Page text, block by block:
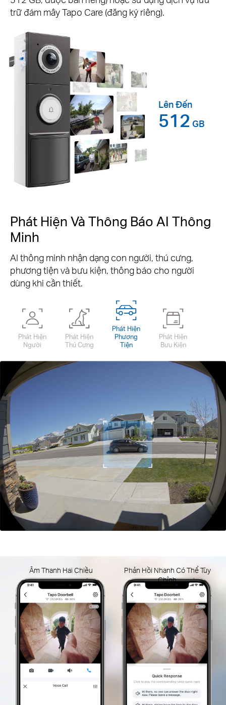
trữ đám mây Tapo Care (đăng ký riêng).
Lên Đến
512 GB
Phát Hiện Và Thông Báo AI Thông
Minh
AI thông minh nhận dạng con người, thú cưng,
phương tiện và bưu kiện, thông báo cho người
dùng khi cần thiết.
Phát Hiện
Người
Phát Hiện
Thú Cưng
Phát Hiện
Phương
Tiện
Phát Hiện
Bưu Kiện
Âm Thanh Hai Chiều
Phản Hồi Nhanh Có Thể Tùy
Chỉnh